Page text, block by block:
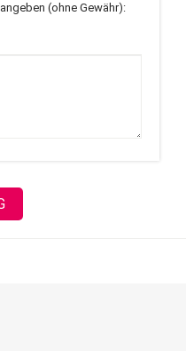
(ohne Gewähr):